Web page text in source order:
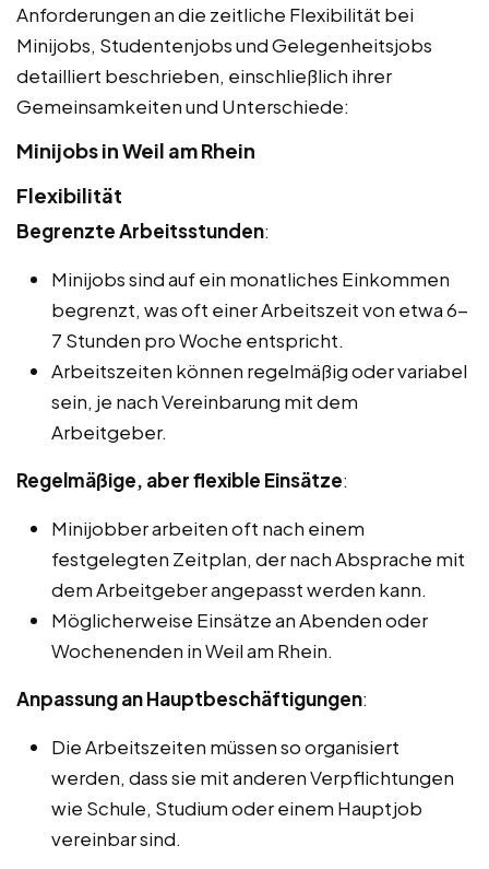
Anforderungen an die zeitliche Flexibilität bei
Minijobs, Studentenjobs und Gelegenheitsjobs
detailliert beschrieben, einschließlich ihrer
Gemeinsamkeiten und Unterschiede:
Minijobs in Weil am Rhein
Flexibilität
Begrenzte Arbeitsstunden:
Minijobs sind auf ein monatliches Einkommen
begrenzt, was oft einer Arbeitszeit von etwa 6-
7 Stunden pro Woche entspricht.
Arbeitszeiten können regelmäßig oder variabel
sein, je nach Vereinbarung mit dem
Arbeitgeber.
Regelmäßige, aber flexible Einsätze:
Minijobber arbeiten oft nach einem
festgelegten Zeitplan, der nach Absprache mit
dem Arbeitgeber angepasst werden kann.
Möglicherweise Einsätze an Abenden oder
Wochenenden in Weil am Rhein.
Anpassung an Hauptbeschäftigungen:
Die Arbeitszeiten müssen so organisiert
werden, dass sie mit anderen Verpflichtungen
wie Schule, Studium oder einem Hauptjob
vereinbar sind.